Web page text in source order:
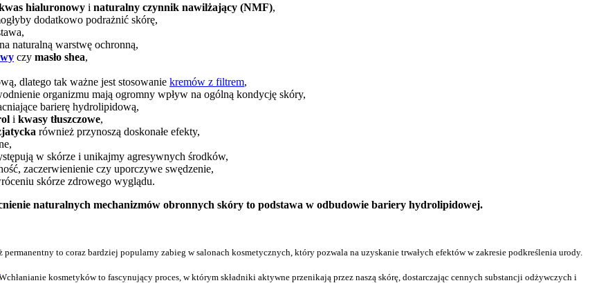
hialuronowy i naturalny czynnik nawilżający (NMF),
dodatkowo podrażnić skórę,
naturalną warstwę ochronną,
czy masło shea,
dlatego tak ważne jest stosowanie kremów z filtrem,
organizmu mają ogromny wpływ na ogólną kondycję skóry,
barierę hydrolipidową,
i kwasy tłuszczowe,
również przynoszą doskonałe efekty,
w skórze i unikajmy agresywnych środków,
zaczerwienienie czy uporczywe swędzenie,
skórze zdrowego wyglądu.
naturalnych mechanizmów obronnych skóry to podstawa w odbudowie bariery hydrolipidowej.
permanentny to coraz bardziej popularny zabieg w salonach kosmetycznych, który pozwala na uzyskanie trwałych efektów w zakresie podkreślenia urody.
kosmetyków to fascynujący proces, w którym składniki aktywne przenikają przez naszą skórę, dostarczając cennych substancji odżywczych i